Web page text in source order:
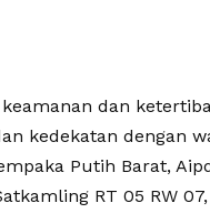
dan
kedekatan dengan
Putih Barat,
RT 05 RW